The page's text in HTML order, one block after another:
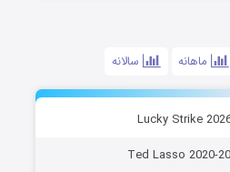
ماهانه سالانه